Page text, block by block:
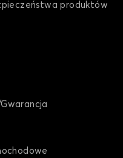
produktów